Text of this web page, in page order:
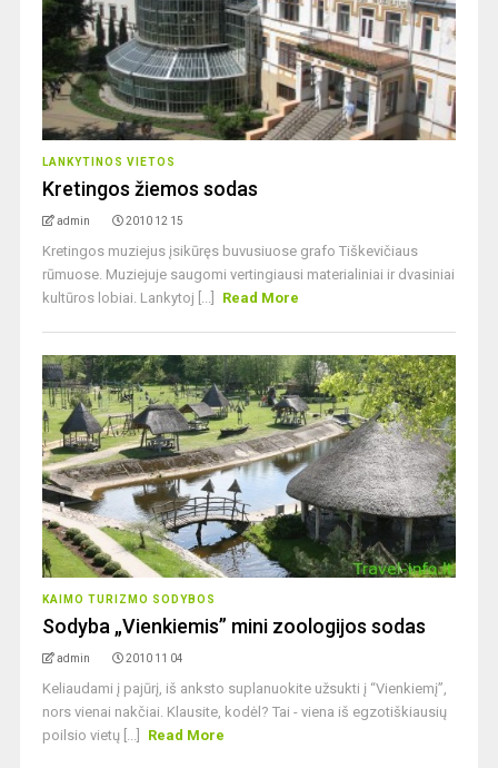
LANKYTINOS VIETOS
Kretingos žiemos sodas
admin 2010 12 15
Kretingos muziejus įsikūręs buvusiuose grafo Tiškevičiaus
rūmuose. Muziejuje saugomi vertingiausi materialiniai ir dvasiniai
kultūros lobiai. Lankytoj [...]
Read More
KAIMO TURIZMO SODYBOS
Sodyba „Vienkiemis” mini zoologijos sodas
admin 2010 11 04
Keliaudami į pajūrį, iš anksto suplanuokite užsukti į “Vienkiemį”,
nors vienai nakčiai. Klausite, kodėl? Tai - viena iš egzotiškiausių
poilsio vietų [...]
Read More